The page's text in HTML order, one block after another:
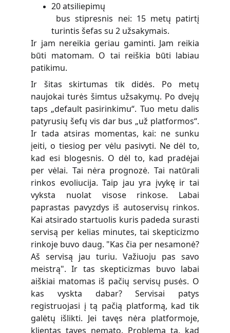
20 atsiliepimų
bus stipresnis nei: 15 metų patirtį
turintis šefas su 2 užsakymais.
Ir jam nereikia geriau gaminti. Jam reikia
būti matomam. O tai reiškia būti labiau
patikimu.
Ir šitas skirtumas tik didės. Po metų
naujokai turės šimtus užsakymų. Po dvejų
taps „default pasirinkimu“. Tuo metu dalis
patyrusių šefų vis dar bus „už platformos“.
Ir tada atsiras momentas, kai: ne sunku
įeiti, o tiesiog per vėlu pasivyti. Ne dėl to,
kad esi blogesnis. O dėl to, kad pradėjai
per vėlai. Tai nėra prognozė. Tai natūrali
rinkos evoliucija. Taip jau yra įvykę ir tai
vyksta nuolat visose rinkose. Labai
paprastas pavyzdys iš autoservisų rinkos.
Kai atsirado startuolis kuris padeda surasti
servisą per kelias minutes, tai skepticizmo
rinkoje buvo daug. "Kas čia per nesamonė?
Aš servisą jau turiu. Važiuoju pas savo
meistrą". Ir tas skepticizmas buvo labai
aiškiai matomas iš pačių servisų pusės. O
kas vyskta dabar? Servisai patys
registruojasi į tą pačią platformą, kad tik
galėtų išlikti. Jei tavęs nėra platformoje,
klientas tavęs nemato. Problema ta, kad